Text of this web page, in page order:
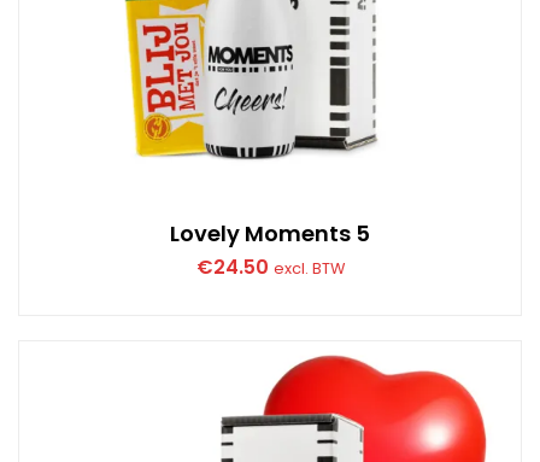
Lovely Moments 5
€24.50 excl. BTW